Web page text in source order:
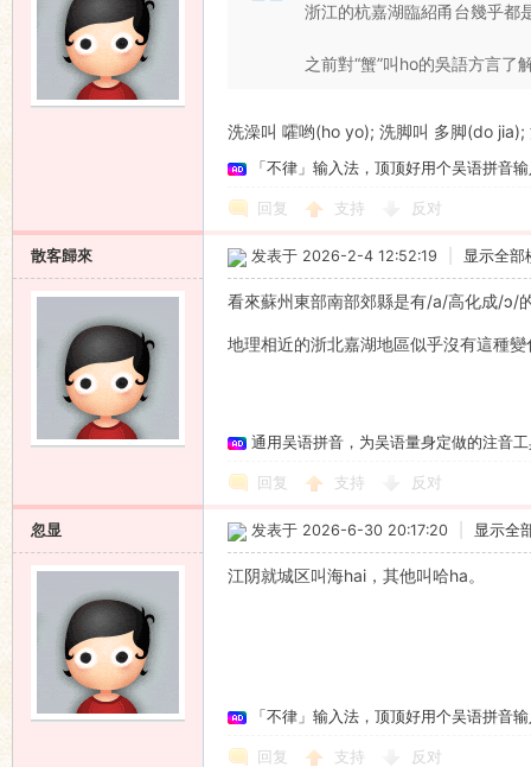
浙江的杭嘉湖臨紹甬台幾乎都
之前對“蟹”叫ho的吳語方言
洗澡叫 嚯哟(ho yo); 洗脚叫 多脚(do
「不律」输入法，顶顶好用个吴语拼音
回复 支持 反对
散客歸來 发表于 2026-2-4 12:52:19 显示全部
看來蘇州東部南部郊縣是有/a/高化成/ɔ/
地理相近的浙北嘉湖地區似乎沒有這種
通用吴语拼音，为吴语量身定做的注音
回复 支持 反对
忽显 发表于 2026-6-30 20:17:20 显示全
江阴就城区叫海hai，其他叫哈ha。
「不律」输入法，顶顶好用个吴语拼音
回复 支持 反对